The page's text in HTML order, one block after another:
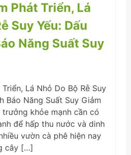
Phát Triển, Lá
Suy Yếu: Dấu
Năng Suất Suy
Lá Nhỏ Do Bộ Rễ Suy
Báo Năng Suất Suy Giảm
trưởng khỏe mạnh cần có
để hấp thu nước và dinh
vườn cà phê hiện nay
cây […]